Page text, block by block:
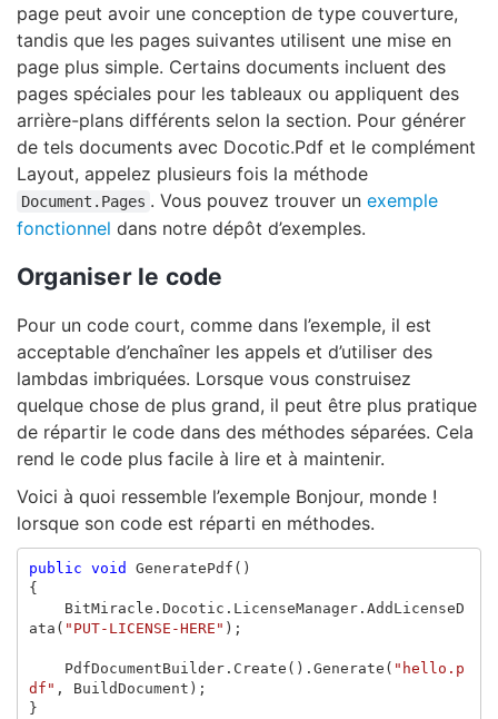
page peut avoir une conception de type couverture,
tandis que les pages suivantes utilisent une mise en
page plus simple. Certains documents incluent des
pages spéciales pour les tableaux ou appliquent des
arrière-plans différents selon la section. Pour générer
de tels documents avec Docotic.Pdf et le complément
Layout, appelez plusieurs fois la méthode
Document.Pages . Vous pouvez trouver un exemple
fonctionnel dans notre dépôt d’exemples.
Organiser le code
Pour un code court, comme dans l’exemple, il est
acceptable d’enchaîner les appels et d’utiliser des
lambdas imbriquées. Lorsque vous construisez
quelque chose de plus grand, il peut être plus pratique
de répartir le code dans des méthodes séparées. Cela
rend le code plus facile à lire et à maintenir.
Voici à quoi ressemble l’exemple Bonjour, monde !
lorsque son code est réparti en méthodes.
public void GeneratePdf ()
{
BitMiracle . Docotic . LicenseManager. AddLicenseD
ata ( "PUT-LICENSE-HERE" );
PdfDocumentBuilder. Create (). Generate ( "hello.p
df" , BuildDocument );
}